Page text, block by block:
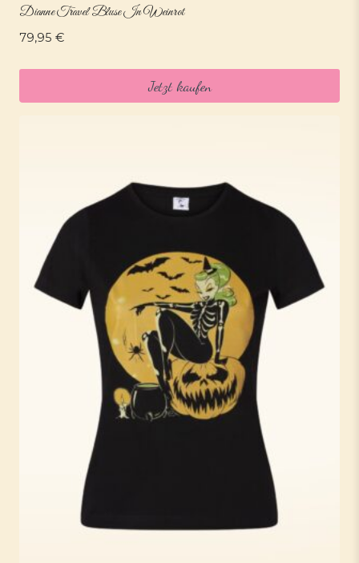
Dianne Travel Bluse In Weinrot
79,95 €
Jetzt kaufen